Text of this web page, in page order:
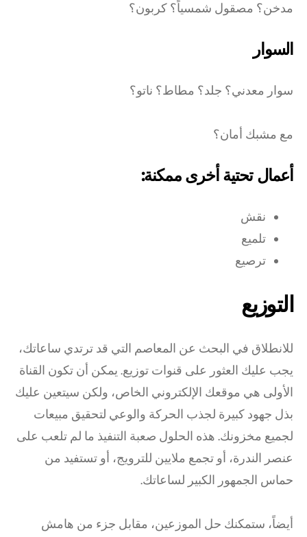
مدخن؟ مصقول شمسياً؟ كربون؟
السوار
سوار معدني؟ جلد؟ مطاط؟ ناتو؟
مع مشبك أمان؟
أعمال تحتية أخرى ممكنة:
نقش
تلميع
ترصيع
التوزيع
للانطلاق في البحث عن المعاصم التي قد ترتدي ساعاتك،
يجب عليك العثور على قنوات توزيع. يمكن أن تكون القناة
الأولى هي موقعك الإلكتروني الخاص، ولكن سيتعين عليك
بذل جهود كبيرة لجذب الحركة والوعي لتحقيق مبيعات
لجميع مخزونك. هذه الحلول صعبة التنفيذ ما لم تلعب على
عنصر الندرة، أو تجمع ملايين للترويج، أو تستفيد من
حماس الجمهور الكبير لساعاتك.
أيضاً، ستمكنك حل الموزعين، مقابل جزء من هامش